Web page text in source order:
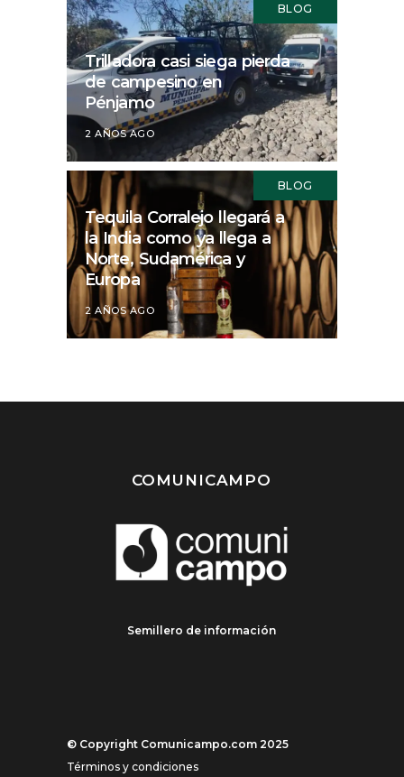
BLOG
Trilladora casi siega pierda
de campesino en
Pénjamo
2 AÑOS AGO
BLOG
Tequila Corralejo llegará a
la India como ya llega a
Norte, Sudamérica y
Europa
2 AÑOS AGO
COMUNICAMPO
Semillero de información
© Copyright Comunicampo.com 2025
Términos y condiciones